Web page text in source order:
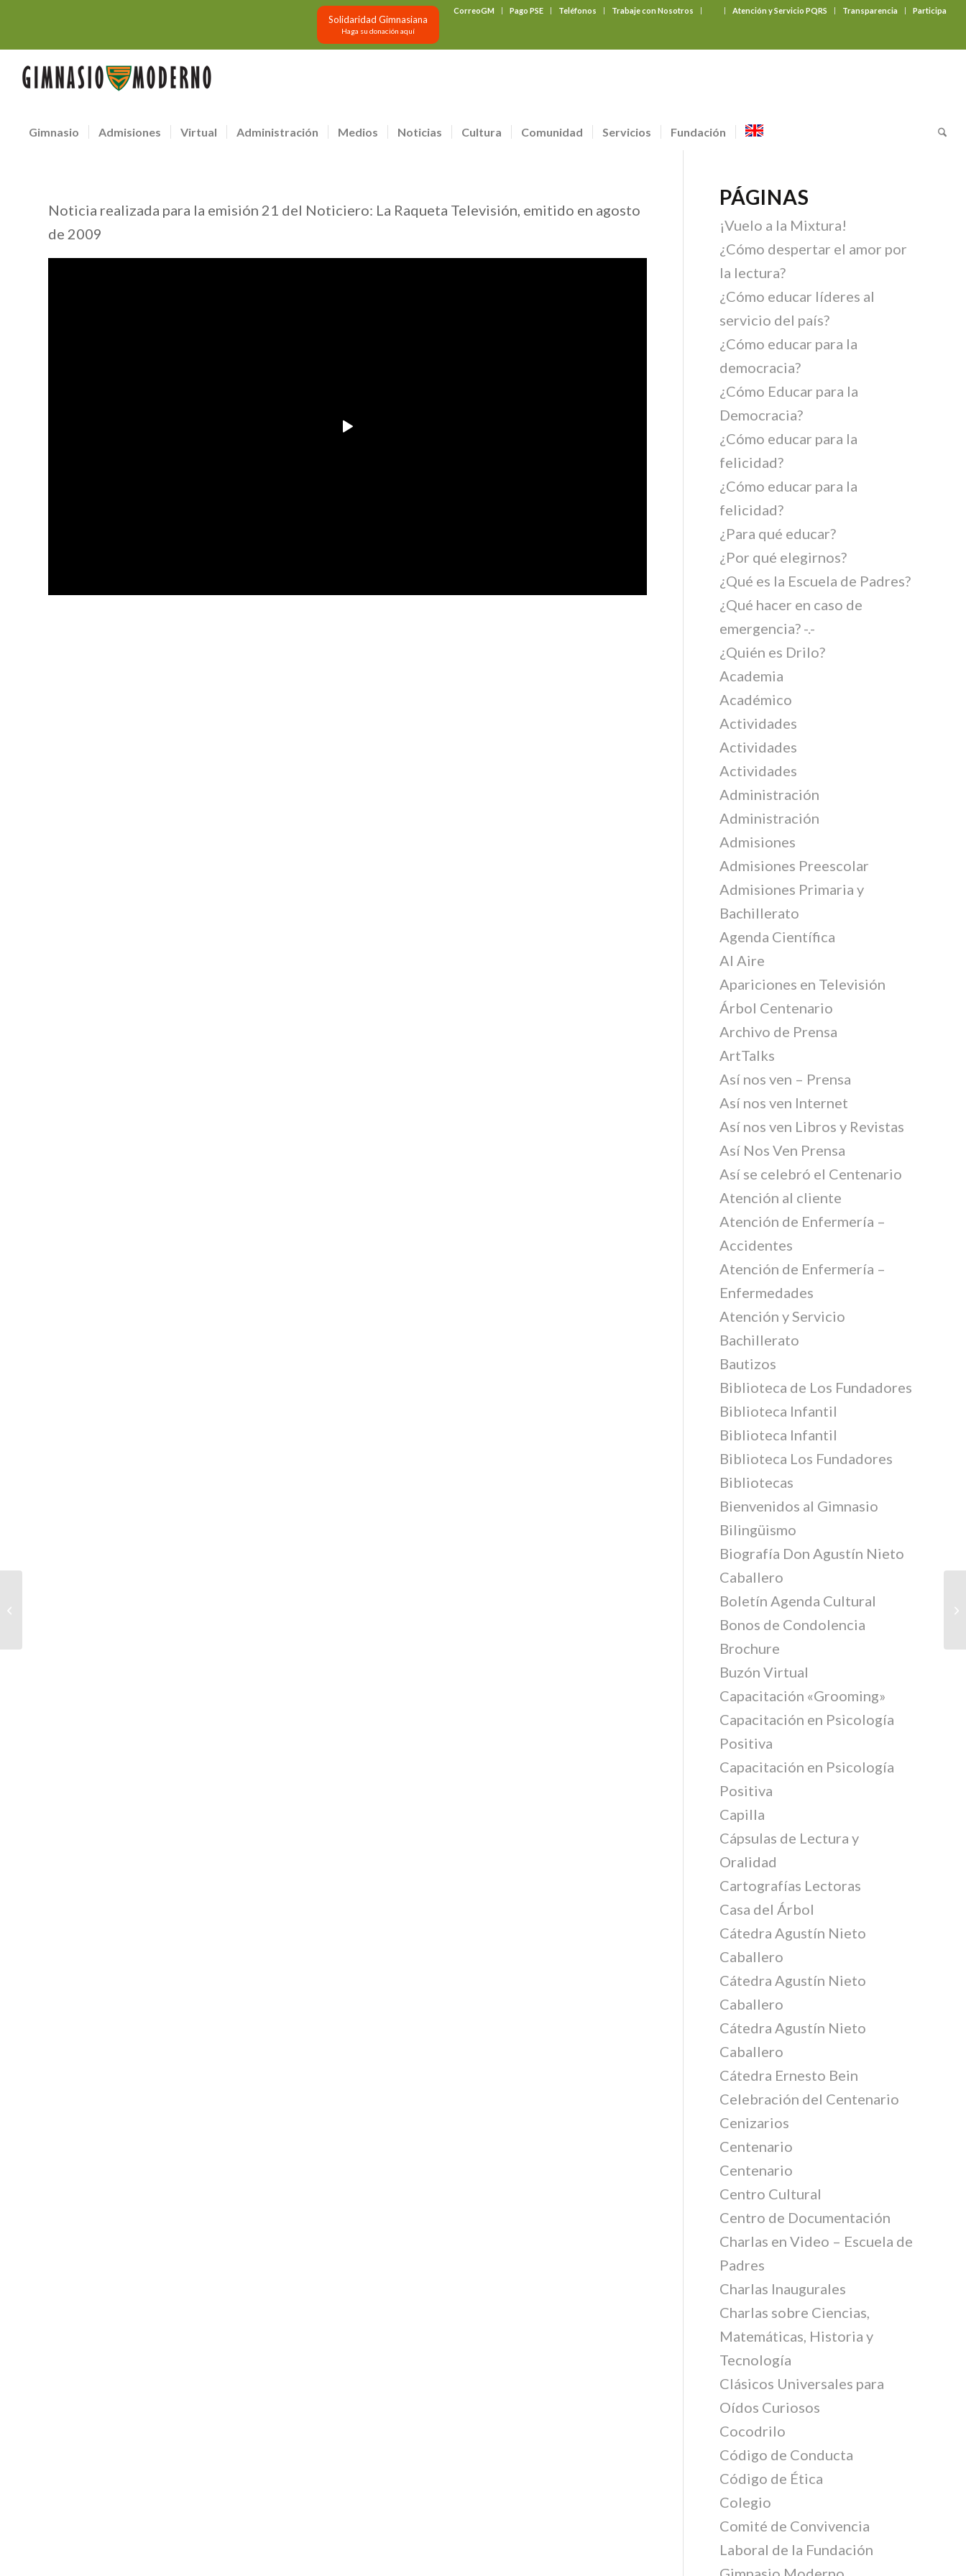
CorreoGM Pago PSE Teléfonos Trabaje con Nosotros Atención y Servicio PQRS Transparencia Participa
Solidaridad Gimnasiana
Haga su donación aquí
Gimnasio Admisiones Virtual Administración Medios Noticias Cultura Comunidad Servicios Fundación
Noticia realizada para la emisión 21 del Noticiero: La Raqueta Televisión, emitido en agosto
de 2009
PÁGINAS
¡Vuelo a la Mixtura!
¿Cómo despertar el amor por
la lectura?
¿Cómo educar líderes al
servicio del país?
¿Cómo educar para la
democracia?
¿Cómo Educar para la
Democracia?
¿Cómo educar para la
felicidad?
¿Cómo educar para la
felicidad?
¿Para qué educar?
¿Por qué elegirnos?
¿Qué es la Escuela de Padres?
¿Qué hacer en caso de
emergencia? -.-
¿Quién es Drilo?
Academia
Académico
Actividades
Actividades
Actividades
Administración
Administración
Admisiones
Admisiones Preescolar
Admisiones Primaria y
Bachillerato
Agenda Científica
Al Aire
Apariciones en Televisión
Árbol Centenario
Archivo de Prensa
ArtTalks
Así nos ven – Prensa
Así nos ven Internet
Así nos ven Libros y Revistas
Así Nos Ven Prensa
Así se celebró el Centenario
Atención al cliente
Atención de Enfermería –
Accidentes
Atención de Enfermería –
Enfermedades
Atención y Servicio
Bachillerato
Bautizos
Biblioteca de Los Fundadores
Biblioteca Infantil
Biblioteca Infantil
Biblioteca Los Fundadores
Bibliotecas
Bienvenidos al Gimnasio
Bilingüismo
Biografía Don Agustín Nieto
Caballero
Boletín Agenda Cultural
Bonos de Condolencia
Brochure
Buzón Virtual
Capacitación «Grooming»
Capacitación en Psicología
Positiva
Capacitación en Psicología
Positiva
Capilla
Cápsulas de Lectura y
Oralidad
Cartografías Lectoras
Casa del Árbol
Cátedra Agustín Nieto
Caballero
Cátedra Agustín Nieto
Caballero
Cátedra Agustín Nieto
Caballero
Cátedra Ernesto Bein
Celebración del Centenario
Cenizarios
Centenario
Centenario
Centro Cultural
Centro de Documentación
Charlas en Video – Escuela de
Padres
Charlas Inaugurales
Charlas sobre Ciencias,
Matemáticas, Historia y
Tecnología
Clásicos Universales para
Oídos Curiosos
Cocodrilo
Código de Conducta
Código de Ética
Colegio
Comité de Convivencia
Laboral de la Fundación